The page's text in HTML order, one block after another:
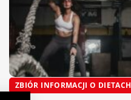
ZBIÓR INFORMACJI O DIETACH